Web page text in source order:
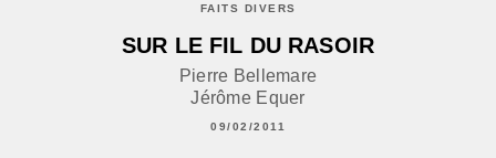
FAITS DIVERS
SUR LE FIL DU RASOIR
Pierre Bellemare
Jérôme Equer
09/02/2011